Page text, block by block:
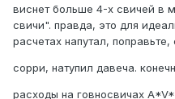
виснет больше 4-х свичей в
свичи". правда, это для
расчетах напутал, поправьте,
сорри, натупил давеча.
расходы на говносвичах